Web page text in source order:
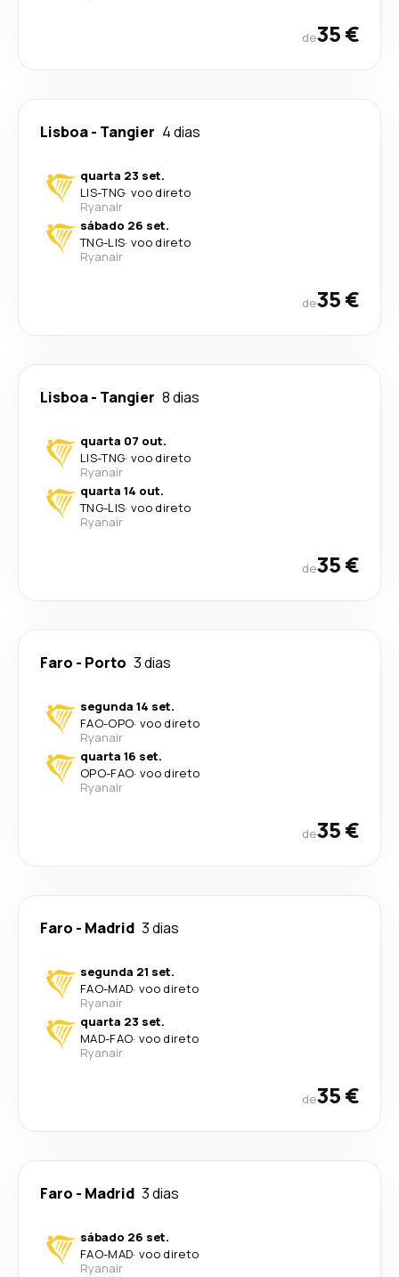
de35 €
Lisboa- Tangier 4 dias
quarta 23 set.
LIS-TNG· voo direto
Ryanair
sábado 26 set.
TNG-LIS· voo direto
Ryanair
de35 €
Lisboa- Tangier 8 dias
quarta 07 out.
LIS-TNG· voo direto
Ryanair
quarta 14 out.
TNG-LIS· voo direto
Ryanair
de35 €
Faro - Porto 3 dias
segunda 14 set.
FAO-OPO· voo direto
Ryanair
quarta 16 set.
OPO-FAO· voo direto
Ryanair
de35 €
Faro - Madrid 3 dias
segunda 21 set.
FAO-MAD· voo direto
Ryanair
quarta 23 set.
MAD-FAO· voo direto
Ryanair
de35 €
Faro - Madrid 3 dias
sábado 26 set.
FAO-MAD· voo direto
Ryanair